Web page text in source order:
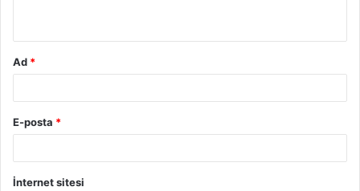
Ad *
E-posta *
İnternet sitesi